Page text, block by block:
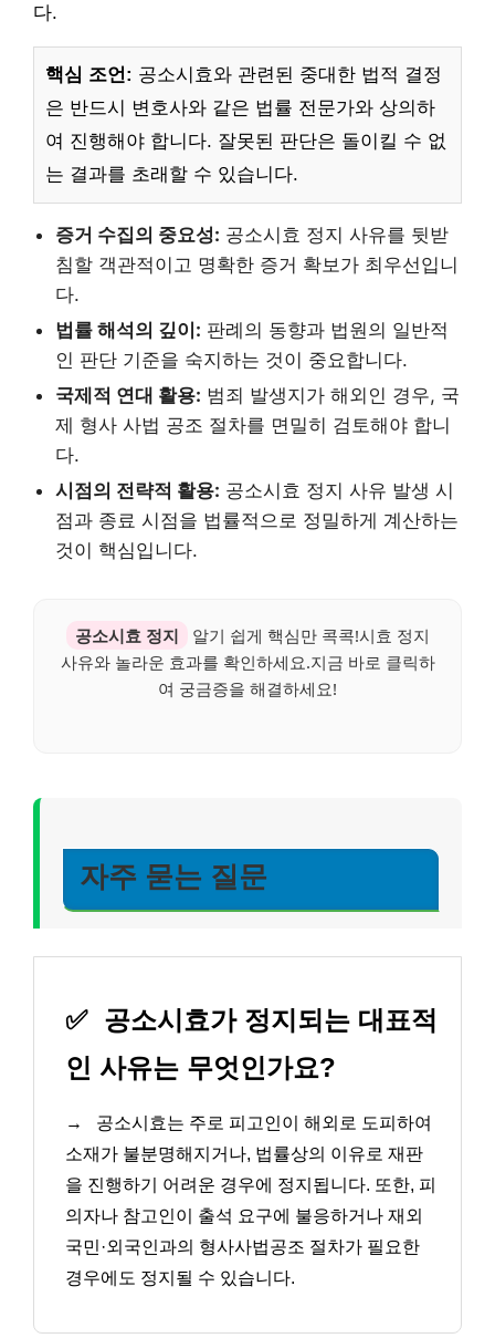
다.
핵심 조언: 공소시효와 관련된 중대한 법적 결정
은 반드시 변호사와 같은 법률 전문가와 상의하
여 진행해야 합니다. 잘못된 판단은 돌이킬 수 없
는 결과를 초래할 수 있습니다.
증거 수집의 중요성: 공소시효 정지 사유를 뒷받
침할 객관적이고 명확한 증거 확보가 최우선입니
다.
법률 해석의 깊이: 판례의 동향과 법원의 일반적
인 판단 기준을 숙지하는 것이 중요합니다.
국제적 연대 활용: 범죄 발생지가 해외인 경우, 국
제 형사 사법 공조 절차를 면밀히 검토해야 합니
다.
시점의 전략적 활용: 공소시효 정지 사유 발생 시
점과 종료 시점을 법률적으로 정밀하게 계산하는
것이 핵심입니다.
공소시효 정지
알기 쉽게 핵심만 콕콕!시효 정지
사유와 놀라운 효과를 확인하세요.지금 바로 클릭하
여 궁금증을 해결하세요!
자주 묻는 질문
✅ 공소시효가 정지되는 대표적
인 사유는 무엇인가요?
→
공소시효는 주로 피고인이 해외로 도피하여
소재가 불분명해지거나, 법률상의 이유로 재판
을 진행하기 어려운 경우에 정지됩니다. 또한, 피
의자나 참고인이 출석 요구에 불응하거나 재외
국민·외국인과의 형사사법공조 절차가 필요한
경우에도 정지될 수 있습니다.